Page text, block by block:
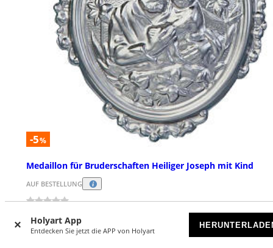
Holyart App
Entdecken Sie jetzt die APP von Holyart
-5%
Medaillon für Bruderschaften Heiliger Joseph mit Kind
AUF BESTELLUNG
Ab € 49,31